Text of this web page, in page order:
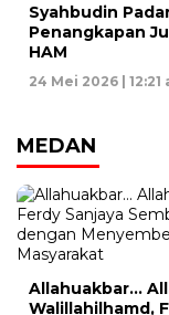
Syahbudin
Penangkapan
HAM
24 Mei 2026 | 12:21
MEDAN
Allahuakbar…
Walillahilhamd,